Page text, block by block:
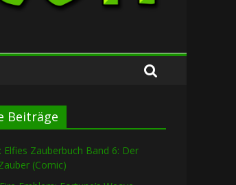
Beiträge
Elfies Zauberbuch Band 6: Der
(Comic)